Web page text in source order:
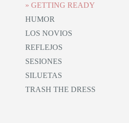
GETTING READY
HUMOR
LOS NOVIOS
REFLEJOS
SESIONES
SILUETAS
TRASH THE DRESS